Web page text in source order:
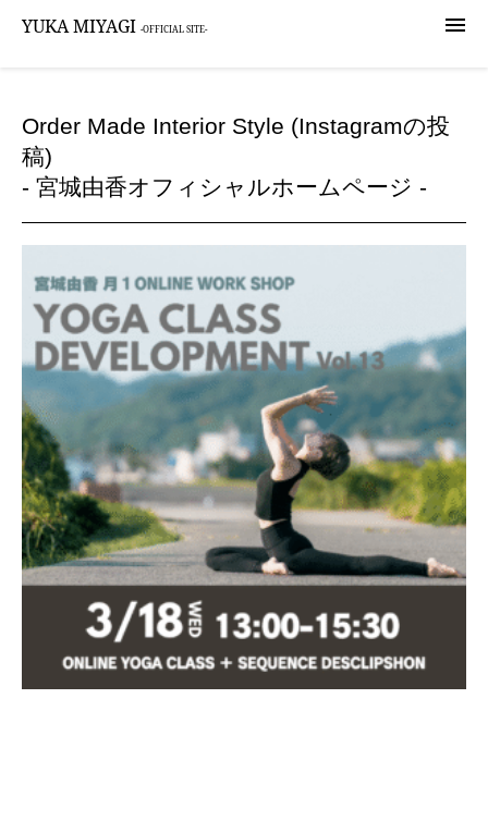

YUKA MIYAGI -OFFICIAL SITE-
Order Made Interior Style (Instagramの投
稿)
- 宮城由香オフィシャルホームページ -